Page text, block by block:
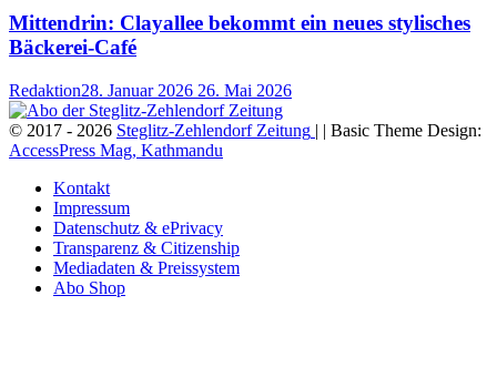
Mittendrin: Clayallee bekommt ein neues stylisches
Bäckerei-Café
Redaktion28. Januar 2026 26. Mai 2026
© 2017 - 2026 Steglitz-Zehlendorf Zeitung | | Basic Theme Design:
AccessPress Mag, Kathmandu
Kontakt
Impressum
Datenschutz & ePrivacy
Transparenz & Citizenship
Mediadaten & Preissystem
Abo Shop